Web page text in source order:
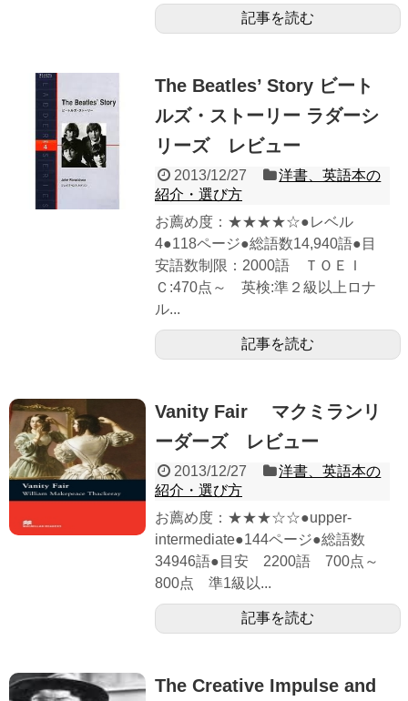
記事を読む
The Beatles’ Story ビート
ルズ・ストーリー ラダーシ
リーズ レビュー
2013/12/27
洋書、英語本の
紹介・選び方
お薦め度：★★★★☆●レベル
4●118ページ●総語数14,940語●目
安語数制限：2000語 ＴＯＥＩ
Ｃ:470点～ 英検:準２級以上ロナ
ル...
記事を読む
Vanity Fair マクミランリ
ーダーズ レビュー
2013/12/27
洋書、英語本の
紹介・選び方
お薦め度：★★★☆☆●upper-
intermediate●144ページ●総語数
34946語●目安 2200語 700点～
800点 準1級以...
記事を読む
The Creative Impulse and